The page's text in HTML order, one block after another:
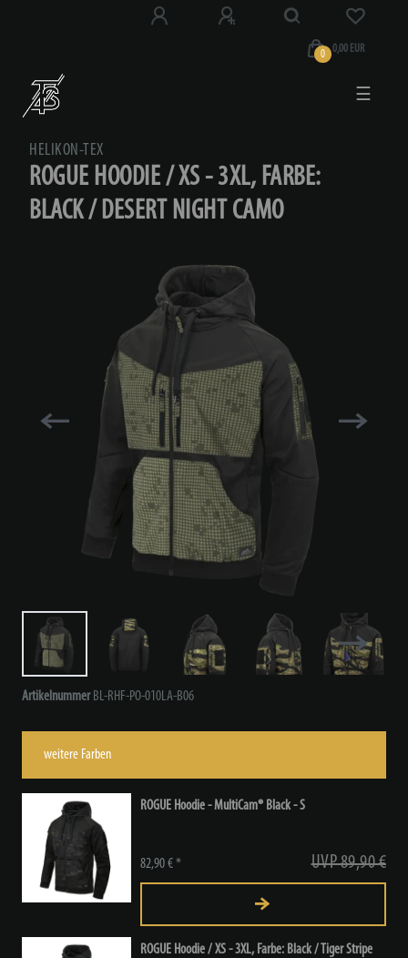
0 0,00 EUR
☰
HELIKON-TEX
ROGUE HOODIE / XS - 3XL, FARBE:
BLACK / DESERT NIGHT CAMO
Artikelnummer BL-RHF-PO-010LA-B06
weitere Farben
ROGUE Hoodie - MultiCam® Black - S
UVP 89,90 €
82,90 € *
ROGUE Hoodie / XS - 3XL, Farbe: Black / Tiger Stripe